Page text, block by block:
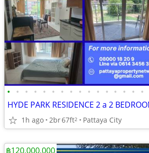
• • • • • • • • • • • • • • • •
HYDE PARK RESIDENCE 2 a 2
1h ago 2br67ft2 Pattaya City
฿120,000,000